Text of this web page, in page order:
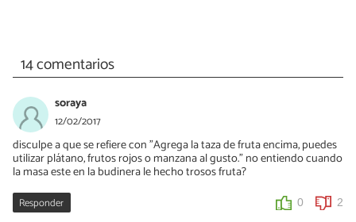
14 comentarios
soraya
12/02/2017
disculpe a que se refiere con "Agrega la taza de fruta encima, puedes
utilizar plátano, frutos rojos o manzana al gusto." no entiendo cuando
la masa este en la budinera le hecho trosos fruta?
Responder 0 2